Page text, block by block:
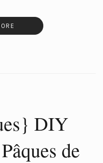
DIY
de